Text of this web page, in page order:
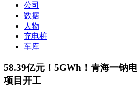
公司
数据
人物
充电桩
车库
58.39亿元！5GWh！青海一钠
项目开工